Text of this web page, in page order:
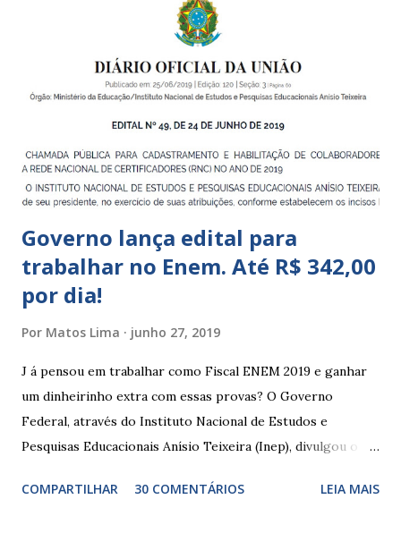
crianças de zero a 3 anos e 11 meses; – EMEIs - Escolas
Municipais de Educação Infantil, que atendem crianças de 4
a 5 anos e 11 meses; – CEMEI - Centro Municipal de
Educação Infantil, que recebe crianças de zero a 5 anos e 11
Indígena, e trabalham com cri...
Governo lança edital para
trabalhar no Enem. Até R$ 342,00
por dia!
Por Matos Lima junho 27, 2019
J á pensou em trabalhar como Fiscal ENEM 2019 e ganhar
um dinheirinho extra com essas provas? O Governo
Federal, através do Instituto Nacional de Estudos e
Pesquisas Educacionais Anísio Teixeira (Inep), divulgou o
Enem 2019. O Exame Nacional do Ensino Médio ou ENEM é
COMPARTILHAR 30 COMENTÁRIOS LEIA MAIS